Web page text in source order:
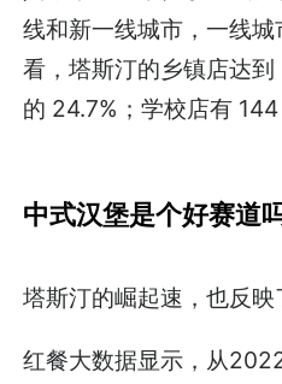
线和新一线城市，一线
看，塔斯汀的乡镇店达
的 24.7%；学校店有 144
中式汉堡是个好赛道
塔斯汀的崛起速，也反映
红餐大数据显示，从